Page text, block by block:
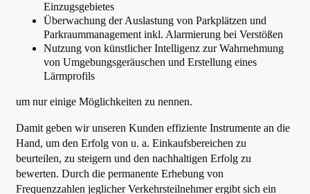
Einzugsgebietes
Überwachung der Auslastung von Parkplätzen und
Parkraummanagement inkl. Alarmierung bei Verstößen
Nutzung von künstlicher Intelligenz zur Wahrnehmung
von Umgebungsgeräuschen und Erstellung eines
Lärmprofils
um nur einige Möglichkeiten zu nennen.
Damit geben wir unseren Kunden effiziente Instrumente an die
Hand, um den Erfolg von u. a. Einkaufsbereichen zu
beurteilen, zu steigern und den nachhaltigen Erfolg zu
bewerten. Durch die permanente Erhebung von
Frequenzzahlen jeglicher Verkehrsteilnehmer ergibt sich ein